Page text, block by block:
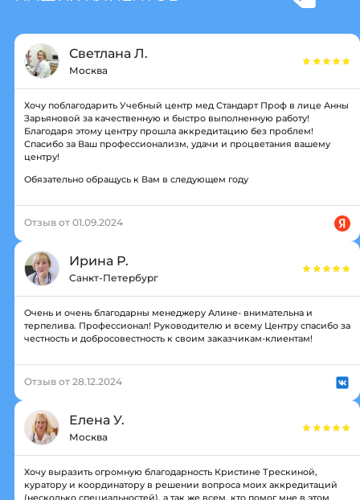
Светлана Л.
Москва
Хочу поблагодарить Учебный центр мед Стандарт Проф в лице Анны
Зарьяновой за качественную и быстро выполненную работу!
Благодаря этому центру прошла аккредитацию без проблем!
Спасибо за Ваш профессионализм, удачи и процветания вашему
центру!
Обязательно обращусь к Вам в следующем году
Отзыв от 01.09.2024
Ирина Р.
Санкт-Петербург
Очень и очень благодарны менеджеру Алине- внимательна и
терпелива. Профессионал! Руководителю и всему Центру спасибо за
честность и добросовестность к своим заказчикам-клиентам!
Отзыв от 28.12.2024
Елена У.
Москва
Хочу выразить огромную благодарность Кристине Трескиной,
куратору и координатору в решении вопроса моих аккредитаций